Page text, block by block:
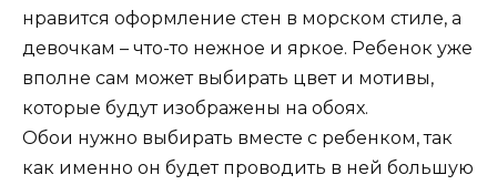
нравится оформление стен в морском стиле, а
девочкам – что-то нежное и яркое. Ребенок уже
вполне сам может выбирать цвет и мотивы,
которые будут изображены на обоях.
Обои нужно выбирать вместе с ребенком, так
как именно он будет проводить в ней большую